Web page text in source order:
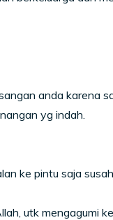
anda karena
yg indah.
ke pintu saja
utk mengagumi